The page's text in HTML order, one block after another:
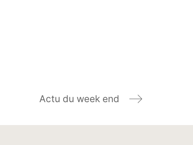
Actu du week end